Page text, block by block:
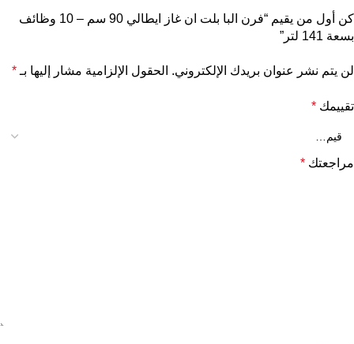
كن أول من يقيم “فرن البا بلت ان​ غاز ايطالي 90 سم – 10 وظائف
بسعة 141 لتر”
لن يتم نشر عنوان بريدك الإلكتروني. الحقول الإلزامية مشار إليها بـ *
تقييمك *
مراجعتك *